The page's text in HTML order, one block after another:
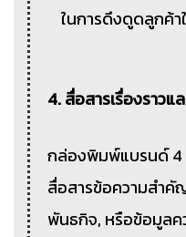
ในการดึงดูดลูกค้า
4. สื่อสารเรื่องราว
กล่องพิมพ์แบรนด์ 4
สื่อสารข้อความสำคั
พันธกิจ, หรือข้อมูล